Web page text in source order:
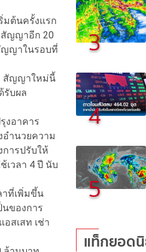
มต้นครั้งแรก
สัญญาอีก 20
ญญาในรอบที่
สัญญาใหม่นี้
รับผล
งอาคาร
อำนวยความ
การปรับให้
เวลา 4 ปี นับ
าที่เพิ่มขึ้น
ของการ
สเสท เช่า
3
4
5
แท็กยอด